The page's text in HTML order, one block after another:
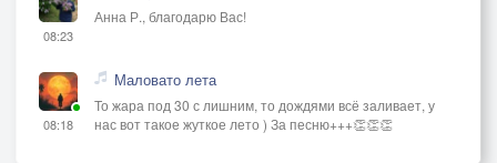
08:23
Анна Р., благодарю Вас!
08:18
Маловато лета
То жара под 30 с лишним, то дождями всё заливает, у
нас вот такое жуткое лето ) За песню+++👏👏👏